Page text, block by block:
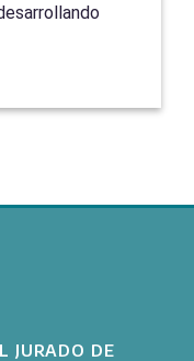
JURADO DE